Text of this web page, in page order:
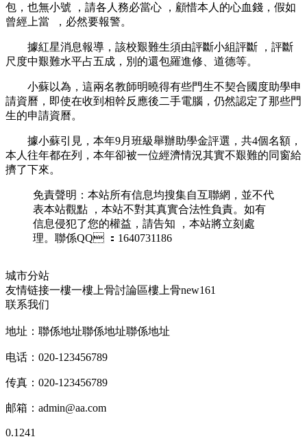
包，也無小號 ，請各人務必當心 ，顧惜本人的心血錢，假如
曾經上當  ，必然要報警。
據紅星消息報導，該校艱難生須由評斷小組評斷 ，評斷
尺度中艱難水平占五成 ，別的還包羅進修、道德等。
小蘇以為，這兩名教師明曉得有些門生不契合國度助學申
請資曆，即使在收到相幹反應後二手電腦，仍然認定了那些門
生的申請資曆。
據小蘇引見 ，本年9月班級舉辦助學金評選 ，共4個名額，
本人往年都在列，本年卻被一位經濟情況其實不艱難的同窗給
擠了下來。
免責聲明：本站所有信息均搜集自互聯網，並不代
表本站觀點  ，本站不對其真實合法性負責 。如有
信息侵犯了您的權益 ，請告知 ，本站將立刻處
理。聯係QQ ：1640731186
城市分站
友情链接一樓一樓上骨討論區樓上骨new161
联系我们
地址：聯係地址聯係地址聯係地址
电话：020-123456789
传真：020-123456789
邮箱： admin@aa.com
0.1241